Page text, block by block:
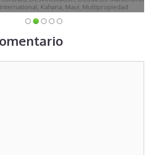
,Kahana,Maui,Multipropiedad